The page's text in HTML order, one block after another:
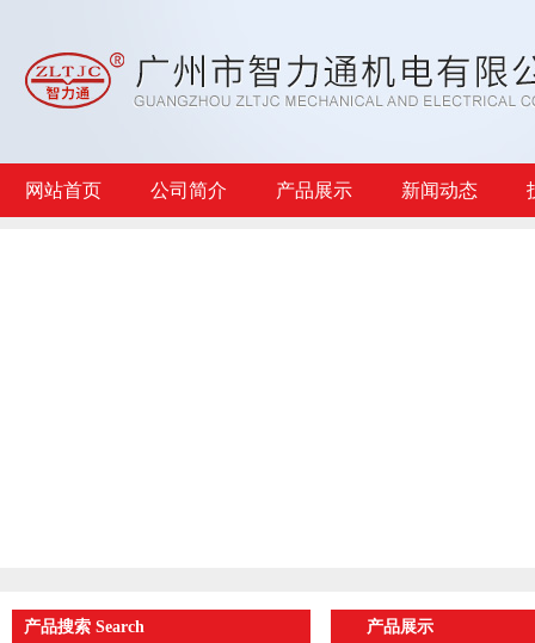
网站首页 公司简介 产品展示 新闻动态
产品搜索 Search 产品展示